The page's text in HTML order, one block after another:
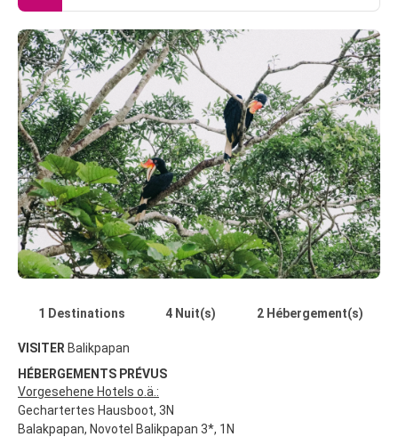
1 Destinations 4 Nuit(s) 2 Hébergement(s)
VISITER Balikpapan
HÉBERGEMENTS PRÉVUS
Vorgesehene Hotels o.ä.:
Gechartertes Hausboot, 3N
Balakpapan, Novotel Balikpapan 3*, 1N